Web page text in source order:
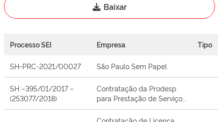
Baixar
Processo SEI Empresa Tipo
SH-PRC-2021/00027 São Paulo Sem Papel
SH –395/01/2017 –
(253077/2018)
Contratação da Prodesp
para Prestação de Serviços
de Tecnologia da
Informação